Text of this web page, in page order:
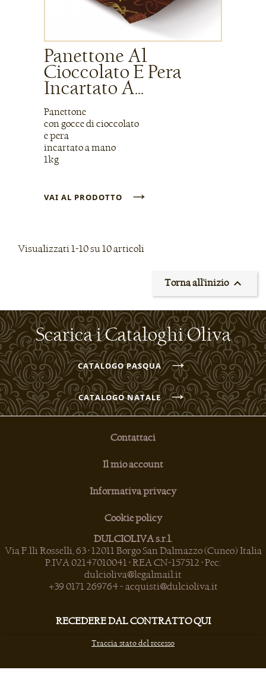
Panettone Al
Cioccolato E Pera
Incartato A...
Panettone
con gocce di cioccolato
e pera
incartato a mano
1kg
VAI AL PRODOTTO →
Visualizzati 1-10 su 10 articoli
Torna all'inizio 
Scarica i Cataloghi Oliva
CATALOGO PASQUA→
CATALOGO NATALE→
Contattaci
Il mio account
Informativa privacy
Cookie policy
DULCIOLIVA s.r.l.
Via F.lli Rosselli, 63 • 12011 Borgo San Dalmazzo (Cuneo) Italia
P.IVA 02147010041 • REA CN-157512 • Pec:
dulcioliva@legalmail.it
+39 0171 269764 - acquisti@dulcioliva.it
RECEDERE DAL CONTRATTO QUI
Traccia stato del recesso